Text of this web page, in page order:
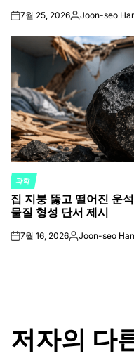
on7월 25, 2026Posted
Joon-seo
POSTED
IN
과학
집 지붕 뚫고 떨어진 운
물질 형성 단서 제시
on7월 16, 2026Posted
Joon-seo Han
저자의 다